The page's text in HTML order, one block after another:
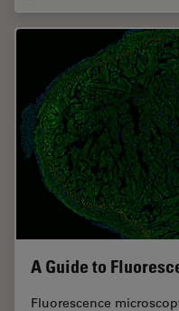
A Guide to
Fluorescence